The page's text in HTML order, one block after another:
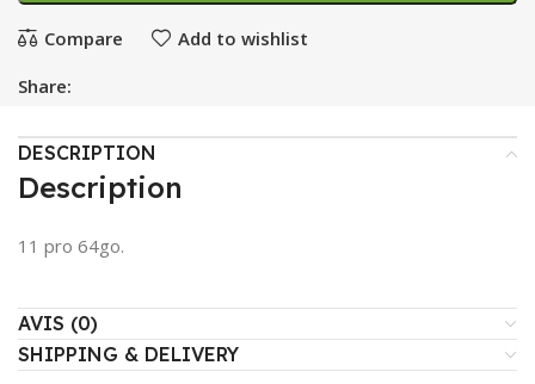
Compare Add to wishlist
Share:
DESCRIPTION
Description
11 pro 64go.
AVIS (0)
SHIPPING & DELIVERY